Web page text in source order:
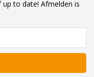
to date! Afmelden is